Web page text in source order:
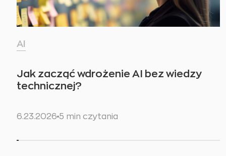
AI
Jak zacząć wdrożenie AI bez wiedzy
technicznej?
6.23.2026 5 min czytania